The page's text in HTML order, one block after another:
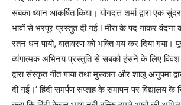
सबका ध्यान आकर्षित किया। योगदत्त शर्मा द्वारा एक
भावों से भरपूर प्रस्तुत दी गई l मीरा के पद गाकर वंदना
रतन धन पायो, वातावरण को भक्ति मय कर दिया गया।
व्यंगात्मक अभिनय प्रस्तुति से सबको हंसने के लिए विवश
द्वारा संस्कृत गीत गाया तथा मुस्कान और शालू अनुपमा
दी गई।’ हिंदी समर्पण सप्ताह के समापन पर विद्यालय